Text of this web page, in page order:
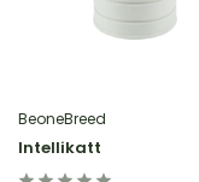
BeoneBreed
Intellikatt